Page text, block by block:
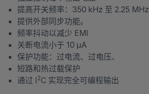
提高开关频率：350 kHz 至 2.25 MHz
提供外部同步功能。
频率抖动以减少 EMI
关断电流小于 10 µA
保护功能：过电流、过电压、
短路和热过载保护
通过 I 2C 实现完全可编程输出